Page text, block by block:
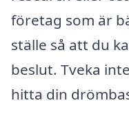
företag som är
ställe så att du
beslut. Tveka
hitta din